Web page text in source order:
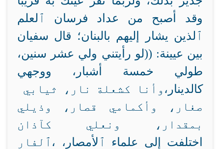
وقد أصبح من عداد فرسان ٱلعلم
ٱلذين يشار إليهم بالبنان؛ قال سفيان
بين عيينة: ((لو رأيتني ولي عشر سنين،
طولي خمسة أشبار، ووجهي
كالدينار، وأنا كشعلة نار، ثيابي
صغار، وأكمامي قصار، وذيلي
بمقدار، ونعلي كآذان
ٱلفار،
اختلفت إلى علماء ٱلأمصار،